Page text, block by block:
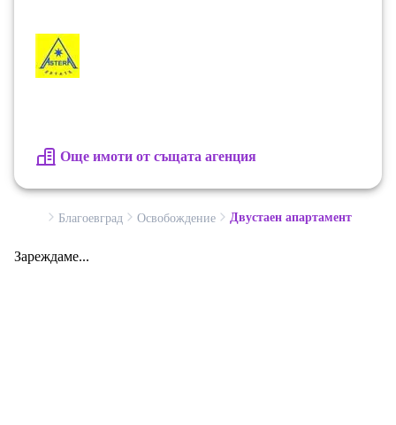
Още имоти от същата агенция
Благоевград Освобождение Двустаен апартамент
Зареждаме...